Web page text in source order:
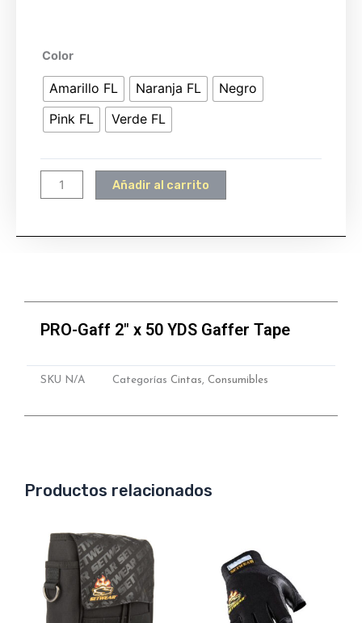
Color
Amarillo FL Naranja FL
Negro
Pink FL
Verde FL
PRO-
2"
x
50
Gaffer
Tape
Añadir al carrito
PRO-Gaff 2″ x 50 YDS Gaffer Tape
SKU N/A Categorías Cintas, Consumibles
Productos relacionados